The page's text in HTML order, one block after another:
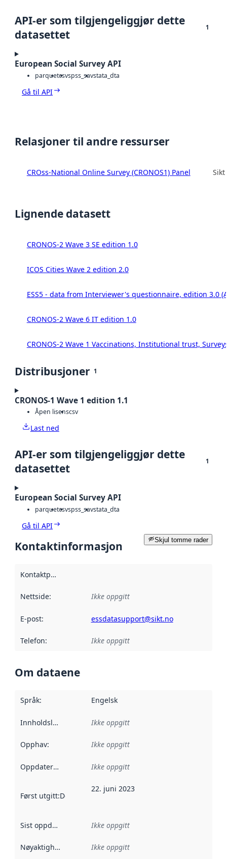
API-er som tilgjengeliggjør dette
datasettet
1
European Social Survey API
parquetcsvspss_savstata_dta
Gå til API
Relasjoner til andre ressurser
CROss-National Online Survey (CRONOS1) Panel
Lignende datasett
CRONOS-2 Wave 3 SE edition 1.0
ICOS Cities Wave 2 edition 2.0
ESS5 - data from Interviewer's questionnaire, edition 3.0
CRONOS-2 Wave 6 IT edition 1.0
CRONOS-2 Wave 1 Vaccinations, Institutional trust,
Distribusjoner 1
CRONOS-1 Wave 1 edition 1.1
Åpen lisenscsv
Last ned
API-er som tilgjengeliggjør dette
datasettet
1
European Social Survey API
parquetcsvspss_savstata_dta
Gå til API
Skjul tomme rader
Kontaktinformasjon
Kontaktpunkt
Nettside: Ikke oppgitt
E-post: essdatasupport@sikt.no
Telefon: Ikke oppgitt
Om dataene
Språk: Engelsk
Innholdsleverandører :
Ikke oppgitt
Opphav: Ikke oppgitt
Oppdateringsfrekvens :
Ikke oppgitt
Først utgitt:Denne datoen sier når dataene i dette
22. juni 2023
Sist oppdatert Ikke oppgitt
Nøyaktighet Ikke oppgitt